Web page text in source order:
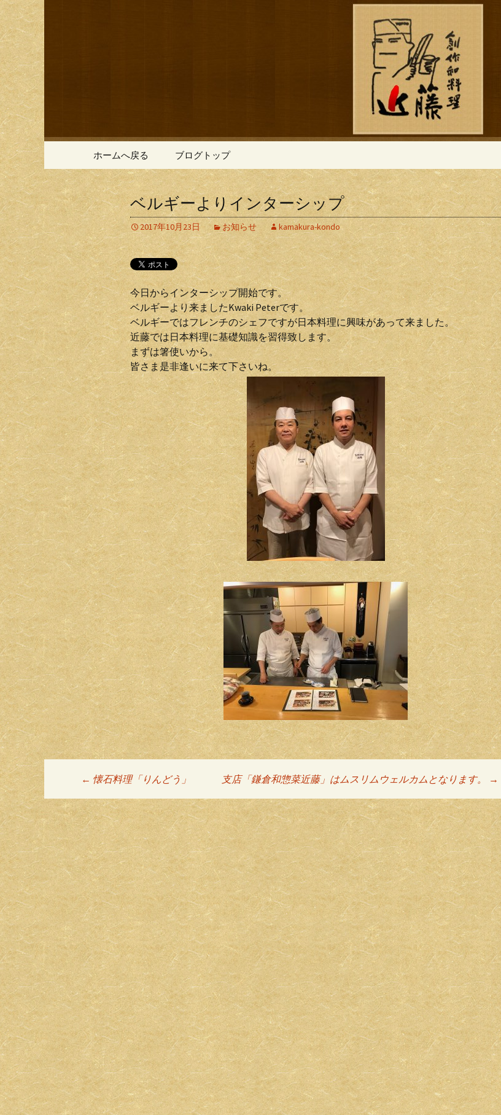
鎌倉の創作和食「近藤
コンテンツへ移動
ホームへ戻る ブログトップ
ベルギーよりインターシップ
2017年10月23日 お知らせ kamakura-kondo
今日からインターシップ開始です。
ベルギーより来ましたKwaki Peterです。
ベルギーではフレンチのシェフですが日本料理に興味があって来ました。
近藤では日本料理に基礎知識を習得致します。
まずは箸使いから。
皆さま是非逢いに来て下さいね。
投稿ナビゲーション
← 懐石料理「りんどう」 支店「鎌倉和惣菜近藤」はムスリムウェルカムとなります。 →